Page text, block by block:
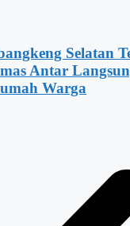
Selatan
Antar
Warga